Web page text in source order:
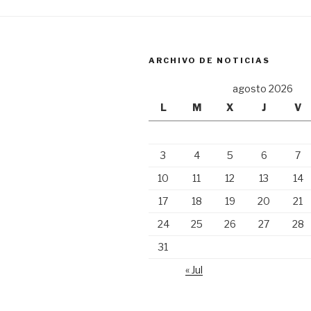
ARCHIVO DE NOTICIAS
agosto 2026
L
M X J V
3
4 5 6 7
10
11 12 13 14
17
18 19 20 21
24
25 26 27 28
31
« Jul